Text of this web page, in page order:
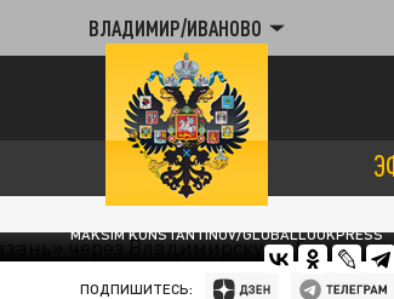
ВЛАДИМИР/ИВАНОВО
MAKSIM KONSTANTINOV/GLOBALLOOKPRESS
ПОДПИШИТЕСЬ: